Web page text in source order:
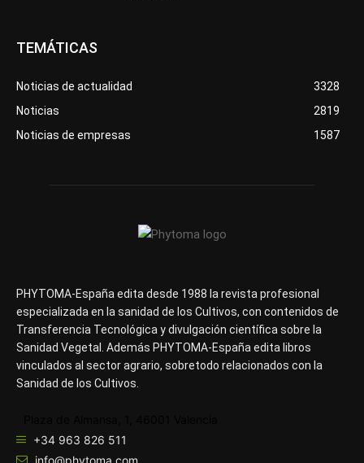
TEMÁTICAS
Noticias de actualidad
3328
Noticias
2819
Noticias de empresas
1587
PHYTOMA-España edita desde 1988 la revista profesional
especializada en la sanidad de los Cultivos, con contenidos de
Transferencia Tecnológica y divulgación científica sobre la
Sanidad Vegetal. Además PHYTOMA-España edita libros
vinculados al sector agrario, sobretodo relacionados con la
Sanidad de los Cultivos.
+34 963 826 511